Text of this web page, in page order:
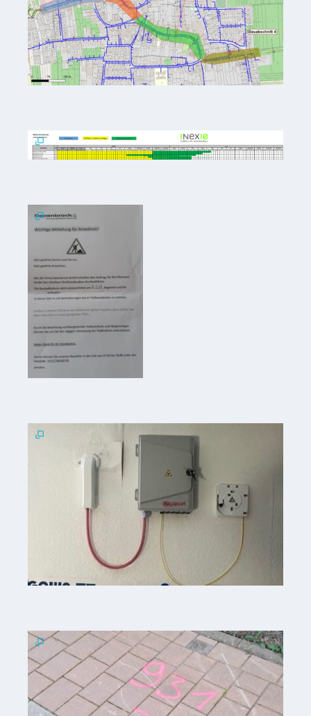
und
Caterer
Unterkünfte
Betriebe &
Handwerk
Dienstleister
Vereine &
Institutionen
Kindergarten
Allgemeine
Infos